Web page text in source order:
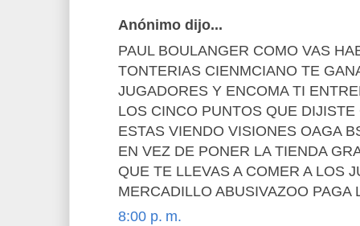
Anónimo dijo...
PAUL BOULANGER COMO VAS
TONTERIAS CIENMCIANO TE
JUGADORES Y ENCOMA TI
LOS CINCO PUNTOS QUE
ESTAS VIENDO VISIONES OAGA
EN VEZ DE PONER LA TIENDA
QUE TE LLEVAS A COMER A LOS
MERCADILLO ABUSIVAZOO PAGA
8:00 p. m.